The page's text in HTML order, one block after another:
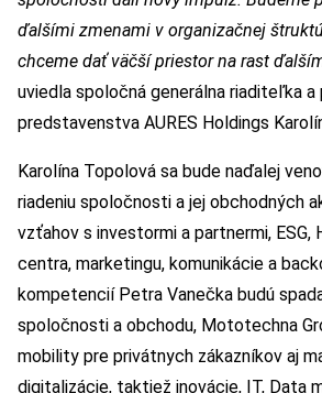
ďalšími zmenami v organizačnej
chceme dať väčší priestor na rast
uviedla spoločná generálna riaditeľka
predstavenstva AURES Holdings
Karolína Topolová sa bude naďalej
riadeniu spoločnosti a jej obchodných
vzťahov s investormi a partnermi, ESG,
centra, marketingu, komunikácie a
kompetencií Petra Vanečka budú
spoločnosti a obchodu, Mototechna
mobility pre privátnych zákazníkov aj
digitalizácie, taktiež inovácie, IT, Data